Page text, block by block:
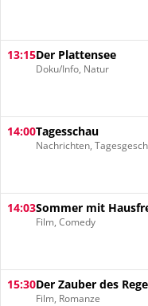
13:15Der Plattensee
Doku/Info, Natur
14:00Tagesschau
Nachrichten,
14:03Sommer mit
Film, Comedy
15:30Der Zauber des
Film, Romanze